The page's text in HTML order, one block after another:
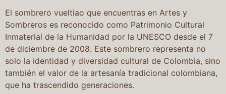
El sombrero vueltiao que encuentras en Artes y
Sombreros es reconocido como Patrimonio Cultural
Inmaterial de la Humanidad por la UNESCO desde el 7
de diciembre de 2008. Este sombrero representa no
solo la identidad y diversidad cultural de Colombia, sino
también el valor de la artesanía tradicional colombiana,
que ha trascendido generaciones.